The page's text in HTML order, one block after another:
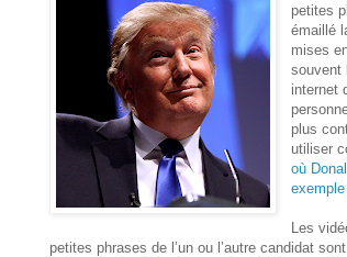
petites
émaillé
mises
souvent
internet
plus
utiliser
où
Les
petites phrases de l’un ou l’autre candidat